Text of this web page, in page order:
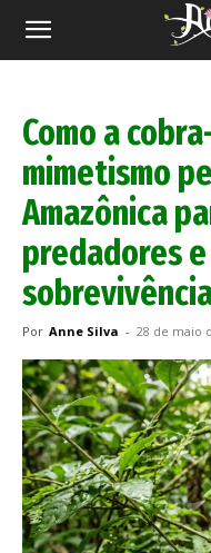
Revista
Como a
mimetismo
Amazônica
predadores
Por Anne Silva - 28 de maio